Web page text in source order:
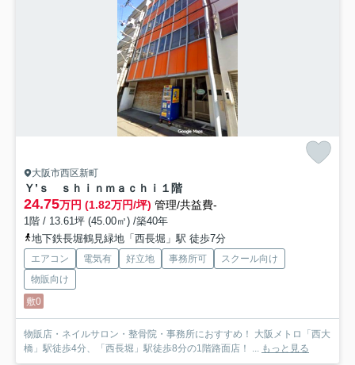
大阪市西区新町
Ｙ’ｓ ｓｈｉｎｍａｃｈｉ １階
24.75万円 (1.82万円/坪) 管理/共益費-
1階 / 13.61坪 (45.00㎡) /築40年
地下鉄長堀鶴見緑地「西長堀」駅 徒歩7分
エアコン 電気有 好立地 事務所可
スクール向け
物販向け
敷0
物販店・ネイルサロン・整骨院・事務所におすすめ！ 大阪メトロ「西大
橋」駅徒歩4分、「西長堀」駅徒歩8分の1階路面店！ ... もっと見る